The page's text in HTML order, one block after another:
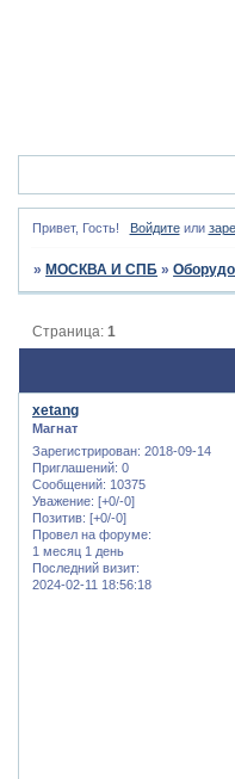
Привет, Гость! Войдитеили
» МОСКВА И СПБ »
Страница:1
xetang
Магнат
Зарегистрирован: 2018-09-14
Приглашений: 0
Сообщений: 10375
Уважение: [+0/-0]
Позитив: [+0/-0]
Провел на форуме:
1 месяц 1 день
Последний визит:
2024-02-11 18:56:18